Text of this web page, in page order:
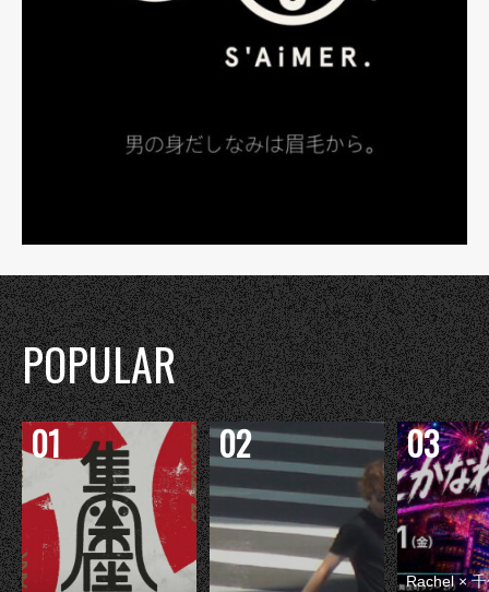
POPULAR
Rachel ×